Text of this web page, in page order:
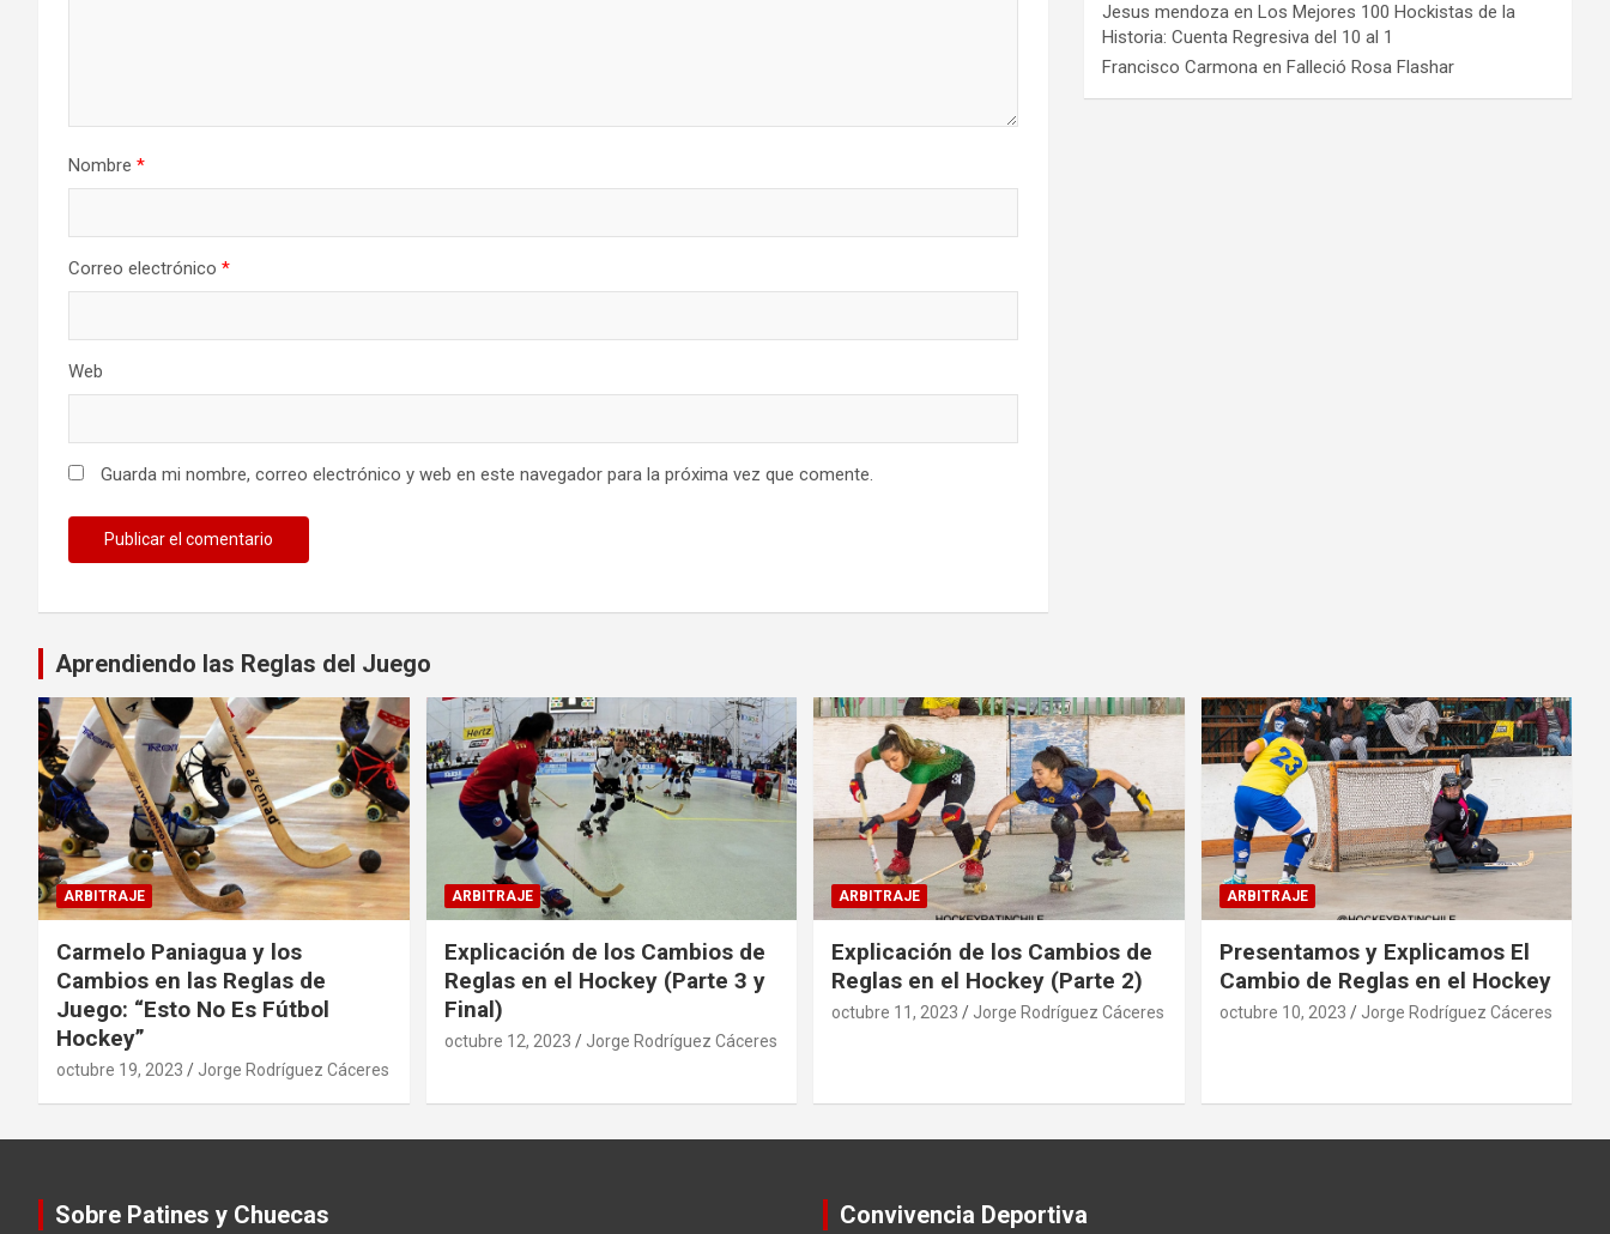
Nombre *
Correo electrónico *
Web
Guarda mi nombre, correo electrónico y web en este navegador para la próxima vez que comente.
Jesus mendoza enLos Mejores 100 Hockistas de la
Historia: Cuenta Regresiva del 10 al 1
Francisco Carmona enFalleció Rosa Flashar
Aprendiendo las Reglas del Juego
ARBITRAJE
Carmelo Paniagua y los
Cambios en las Reglas de
Juego: “Esto No Es Fútbol
Hockey”
octubre 19, 2023 Jorge Rodríguez Cáceres
ARBITRAJE
Explicación de los Cambios de
Reglas en el Hockey (Parte 3 y
Final)
octubre 12, 2023 Jorge Rodríguez Cáceres
ARBITRAJE
Explicación de los Cambios de
Reglas en el Hockey (Parte 2)
octubre 11, 2023 Jorge Rodríguez Cáceres
ARBITRAJE
Presentamos y Explicamos El
Cambio de Reglas en el Hockey
octubre 10, 2023 Jorge Rodríguez Cáceres
Sobre Patines y Chuecas Convivencia Deportiva